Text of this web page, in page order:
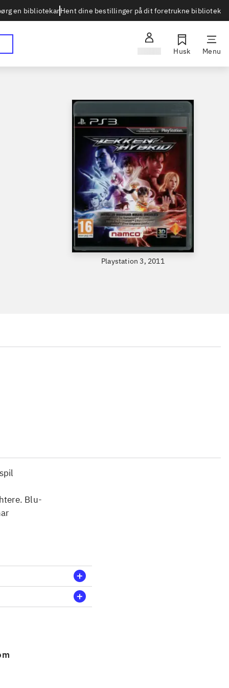
en bibliotekarHent dine bestillinger på dit foretrukne bibliotek
Husk Menu
Playstation 3, 2011
Blu-